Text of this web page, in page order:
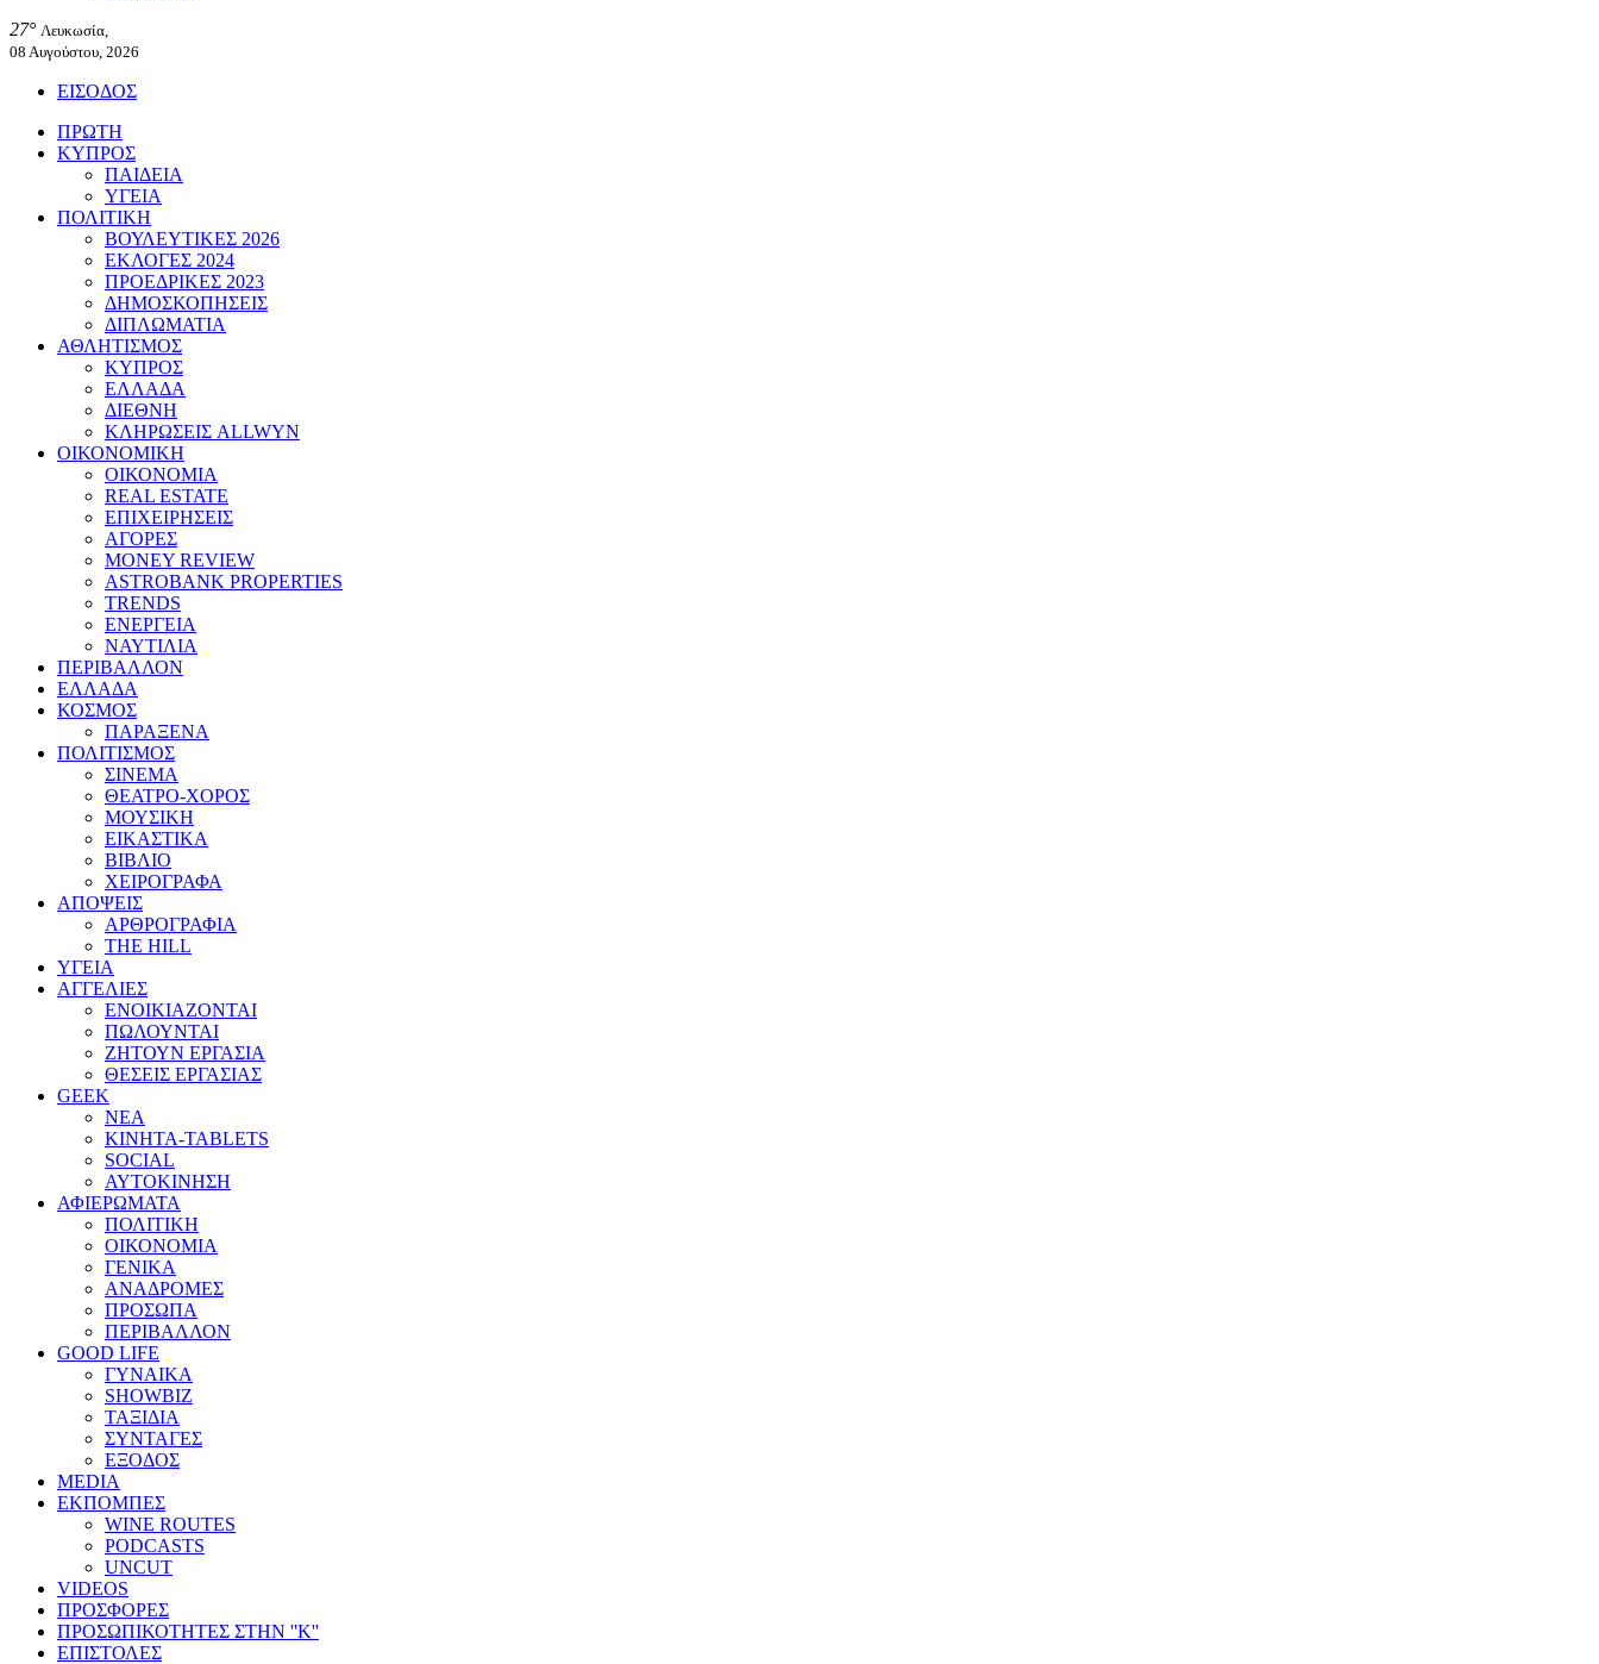
27° Λευκωσία,
08 Αυγούστου, 2026
ΕΙΣΟΔΟΣ
ΠΡΩΤΗ
ΚΥΠΡΟΣ
ΠΑΙΔΕΙΑ
ΥΓΕΙΑ
ΠΟΛΙΤΙΚΗ
ΒΟΥΛΕΥΤΙΚΕΣ 2026
ΕΚΛΟΓΕΣ 2024
ΠΡΟΕΔΡΙΚΕΣ 2023
ΔΗΜΟΣΚΟΠΗΣΕΙΣ
ΔΙΠΛΩΜΑΤΙΑ
ΑΘΛΗΤΙΣΜΟΣ
ΚΥΠΡΟΣ
ΕΛΛΑΔΑ
ΔΙΕΘΝΗ
ΚΛΗΡΩΣΕΙΣ ALLWYN
ΟΙΚΟΝΟΜΙΚΗ
ΟΙΚΟΝΟΜΙΑ
REAL ESTATE
ΕΠΙΧΕΙΡΗΣΕΙΣ
ΑΓΟΡΕΣ
MONEY REVIEW
ASTROBANK PROPERTIES
TRENDS
ΕΝΕΡΓΕΙΑ
ΝΑΥΤΙΛΙΑ
ΠΕΡΙΒΑΛΛΟΝ
ΕΛΛΑΔΑ
ΚΟΣΜΟΣ
ΠΑΡΑΞΕΝΑ
ΠΟΛΙΤΙΣΜΟΣ
ΣΙΝΕΜΑ
ΘΕΑΤΡΟ-ΧΟΡΟΣ
ΜΟΥΣΙΚΗ
ΕΙΚΑΣΤΙΚΑ
ΒΙΒΛΙΟ
ΧΕΙΡΟΓΡΑΦΑ
ΑΠΟΨΕΙΣ
ΑΡΘΡΟΓΡΑΦΙΑ
THE HILL
ΥΓΕΙΑ
ΑΓΓΕΛΙΕΣ
ΕΝΟΙΚΙΑΖΟΝΤΑΙ
ΠΩΛΟΥΝΤΑΙ
ΖΗΤΟΥΝ ΕΡΓΑΣΙΑ
ΘΕΣΕΙΣ ΕΡΓΑΣΙΑΣ
GEEK
ΝΕΑ
ΚΙΝΗΤΑ-TABLETS
SOCIAL
ΑΥΤΟΚΙΝΗΣΗ
ΑΦΙΕΡΩΜΑΤΑ
ΠΟΛΙΤΙΚΗ
ΟΙΚΟΝΟΜΙΑ
ΓΕΝΙΚΑ
ΑΝΑΔΡΟΜΕΣ
ΠΡΟΣΩΠΑ
ΠΕΡΙΒΑΛΛΟΝ
GOOD LIFE
ΓΥΝΑΙΚΑ
SHOWBIZ
ΤΑΞΙΔΙΑ
ΣΥΝΤΑΓΕΣ
ΕΞΟΔΟΣ
MEDIA
ΕΚΠΟΜΠΕΣ
WINE ROUTES
PODCASTS
UNCUT
VIDEOS
ΠΡΟΣΦΟΡΕΣ
ΠΡΟΣΩΠΙΚΟΤΗΤΕΣ ΣΤΗΝ ''Κ''
ΕΠΙΣΤΟΛΕΣ